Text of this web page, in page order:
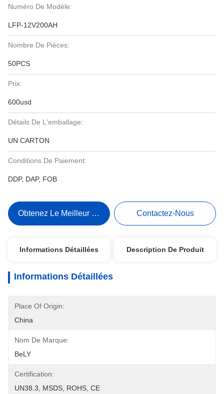
Numéro De Modèle:
LFP-12V200AH
Nombre De Pièces:
50PCS
Prix:
600usd
Détails De L'emballage:
UN CARTON
Conditions De Paiement:
DDP, DAP, FOB
Obtenez Le Meilleur Prix Contactez-Nous
Informations Détaillées Description De Produit
Informations Détaillées
Place Of Origin:
China
Nom De Marque:
BeLY
Certification:
UN38.3, MSDS, ROHS, CE